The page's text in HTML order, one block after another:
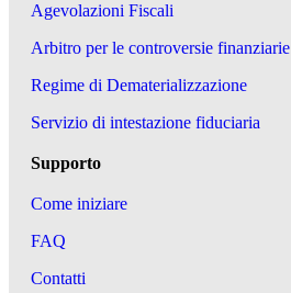
Agevolazioni Fiscali
Arbitro per le controversie finanziarie
Regime di Dematerializzazione
Servizio di intestazione fiduciaria
Supporto
Come iniziare
FAQ
Contatti